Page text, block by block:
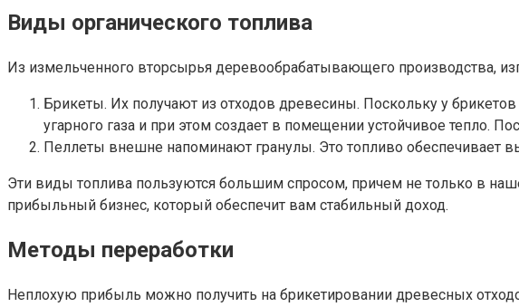
Виды органического топлива
Из измельченного вторсырья деревообрабатывающего производства,
Брикеты. Их получают из отходов древесины. Поскольку у
угарного газа и при этом создает в помещении устойчивое тепло.
Пеллеты внешне напоминают гранулы. Это топливо обеспечивает
Эти виды топлива пользуются большим спросом, причем не только в
прибыльный бизнес, который обеспечит вам стабильный доход.
Методы переработки
Неплохую прибыль можно получить на брикетировании древесных